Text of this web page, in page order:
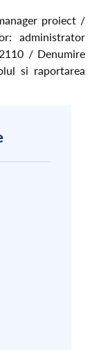
proiect /
administrator
/ Denumire
si raportarea